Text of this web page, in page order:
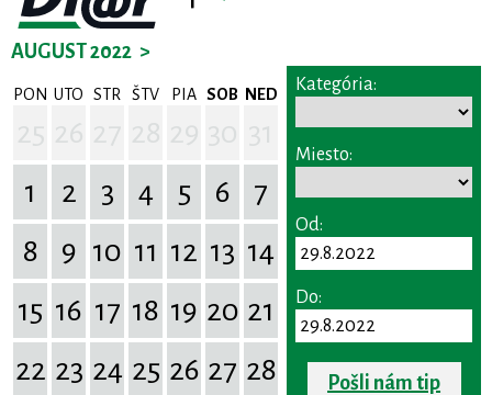
AUGUST 2022 >
PON UTO STR ŠTV PIA SOB NED
1
2 3 4 5 6
7
8
9 10 11 12 13 14
15 16 17 18 19 20 21
22 23 24 25 26 27 28
Kategória:
Miesto:
Od:
Do:
Pošli nám tip